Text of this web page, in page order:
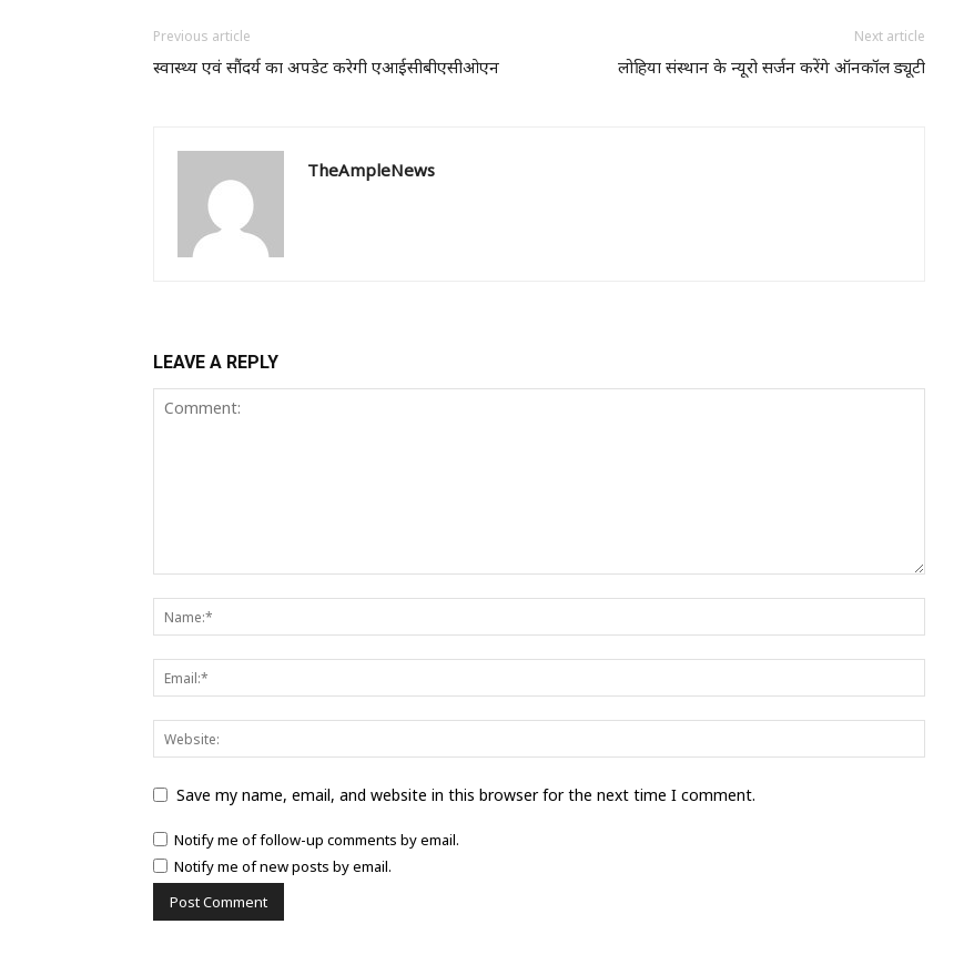
Previous article
स्वास्थ्य एवं सौंदर्य का अपडेट करेगी एआईसीबीएसीओएन
Next article
लोहिया संस्थान के न्यूरो सर्जन करेंगे ऑनकॉल ड्यूटी
TheAmpleNews
LEAVE A REPLY
Save my name, email, and website in this browser for the next time I comment.
Notify me of follow-up comments by email.
Notify me of new posts by email.